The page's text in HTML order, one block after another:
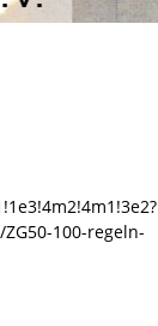
100-regeln-